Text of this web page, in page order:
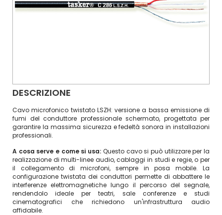
DESCRIZIONE
Cavo microfonico twistato LSZH: versione a bassa emissione di
fumi del conduttore professionale schermato, progettata per
garantire la massima sicurezza e fedeltà sonora in installazioni
professionali.
A cosa serve e come si usa: Questo cavo si può utilizzare per la
realizzazione di multi-linee audio, cablaggi in studi e regie, o per
il collegamento di microfoni, sempre in posa mobile. La
configurazione twistata dei conduttori permette di abbattere le
interferenze elettromagnetiche lungo il percorso del segnale,
rendendolo ideale per teatri, sale conferenze e studi
cinematografici che richiedono un'infrastruttura audio
affidabile.